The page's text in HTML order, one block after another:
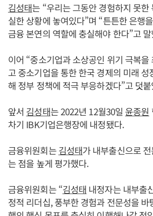
김성태는 “우리는 그동안 경험하지 못한
실한 상황에 놓여있다”며 “튼튼한 은행
금융 본연의 역할에 충실해야 한다”고
이어 “중소기업과 소상공인 위기 극복을
고 중소기업을 통한 한국 경제의 미래 성
해 정부 정책에 적극 부응하겠다”고 덧
앞서 김성태는 2022년 12월30일 윤종원
차기 IBK기업은행장에 내정됐다.
금융위원회는김성태가 내부출신으로
는 점을 높게 평가했다.
금융위원회는 “김성태 내정자는 내부출
정적 리더십, 풍부한 경험과 전문성을